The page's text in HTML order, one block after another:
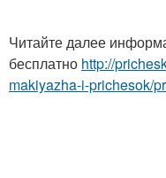
Читайте далее
бесплатно http://
makiyazha-i-prichesok/